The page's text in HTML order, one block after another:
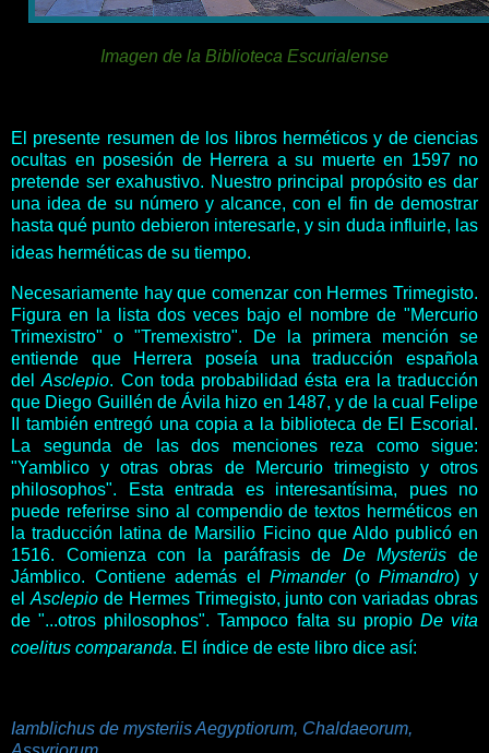
Imagen de la Biblioteca Escurialense
El presente resumen de los libros herméticos y de ciencias
ocultas en posesión de Herrera a su muerte en 1597 no
pretende ser exahustivo. Nuestro principal propósito es dar
una idea de su número y alcance, con el fin de demostrar
hasta qué punto debieron interesarle, y sin duda influirle, las
ideas herméticas de su tiempo.
Necesariamente hay que comenzar con Hermes Trimegisto.
Figura en la lista dos veces bajo el nombre de "Mercurio
Trimexistro" o "Tremexistro". De la primera mención se
entiende que Herrera poseía una traducción española
delAsclepio. Con toda probabilidad ésta era la traducción
que Diego Guillén de Ávila hizo en 1487, y de la cual Felipe
II también entregó una copia a la biblioteca de El Escorial.
La segunda de las dos menciones reza como sigue:
"Yamblico y otras obras de Mercurio trimegisto y otros
philosophos". Esta entrada es interesantísima, pues no
puede referirse sino al compendio de textos herméticos en
la traducción latina de Marsilio Ficino que Aldo publicó en
1516. Comienza con la paráfrasis de De Mysterüs de
Jámblico. Contiene además elPimander(oPimandro) y
el Asclepiode Hermes Trimegisto, junto con variadas obras
de "...otros philosophos". Tampoco falta su propio De vita
coelitus comparanda. El índice de este libro dice así:
Iamblichus de mysteriis Aegyptiorum, Chaldaeorum,